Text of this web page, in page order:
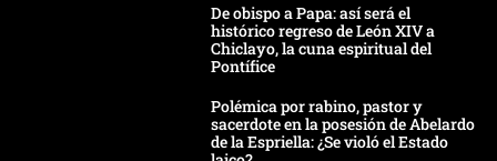
De obispo a Papa: así será el
histórico regreso de León XIV a
Chiclayo, la cuna espiritual del
Pontífice
Polémica por rabino, pastor y
sacerdote en la posesión de Abelardo
de la Espriella: ¿Se violó el Estado